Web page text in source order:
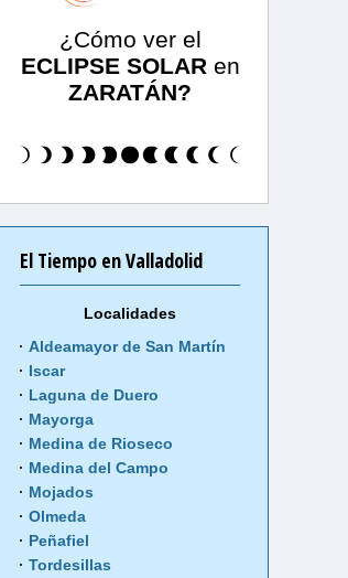
¿Cómo ver el
ECLIPSE SOLAR en
ZARATÁN?
El Tiempo en Valladolid
Localidades
Aldeamayor de San Martín
Iscar
Laguna de Duero
Mayorga
Medina de Rioseco
Medina del Campo
Mojados
Olmeda
Peñafiel
Tordesillas